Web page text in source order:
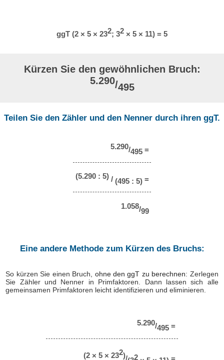
ggT (2 × 5 × 232; 32 × 5 × 11) = 5
Kürzen Sie den gewöhnlichen Bruch:
5.290/495
Teilen Sie den Zähler und den Nenner durch ihren ggT.
5.290/495=
(5.290 : 5)/ (495 : 5)=
1.058/99
Eine andere Methode zum Kürzen des Bruchs:
So kürzen Sie einen Bruch, ohne den ggT zu berechnen: Zerlegen
Sie Zähler und Nenner in Primfaktoren. Dann lassen sich alle
gemeinsamen Primfaktoren leicht identifizieren und eliminieren.
5.290/495 =
(2 × 5 × 232) 2